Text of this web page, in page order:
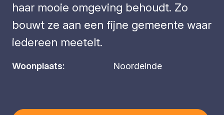
haar mooie omgeving behoudt. Zo
bouwt ze aan een fijne gemeente waar
iedereen meetelt.
Woonplaats: Noordeinde